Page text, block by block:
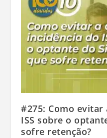
#275: Como
ISS sobre o
sofre retenção?